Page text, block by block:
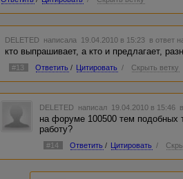
DELETED написала 19.04.2010 в 15:23 в ответ
кто выпрашивает, а кто и предлагает,
#13 Ответить / Цитировать / Скрыть ветку
DELETED написал 19.04.2010 в 15:46
на форуме 100500 тем подобных
работу?
#14 Ответить / Цитировать /